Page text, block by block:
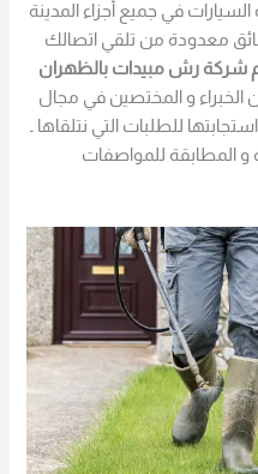
في جميع أجزاء المدينة
معدودة من تلقي اتصالك
شركة رش مبيدات بالظهران
و المختصين في مجال
للطلبات التي نتلقاها ـ
و المطابقة للمواصفات